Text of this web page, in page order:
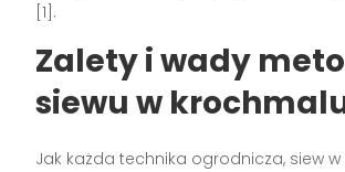
[1].
Zalety i wady
siewu w
Jak każda technika ogrodnicza, siew